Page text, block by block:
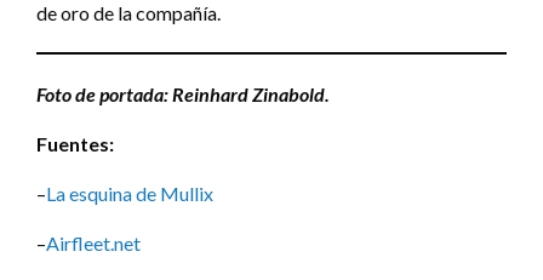
de oro de la compañía.
Foto de portada: Reinhard Zinabold.
Fuentes:
–La esquina de Mullix
–Airfleet.net